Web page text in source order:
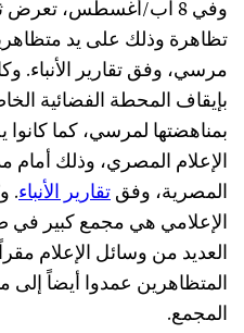
وفي 8 آب/أغسطس، تعرض
تظاهرة وذلك على يد
مرسي، وفق تقارير الأنباء.
بإيقاف المحطة الفضائية
بمناهضتها لمرسي، كما
الإعلام المصري، وذلك أمام
المصرية، وفقتقارير الأنباء.
الإعلامي هي مجمع كبير في
العديد من وسائل الإعلام
المتظاهرين عمدوا أيضاً
المجمع.